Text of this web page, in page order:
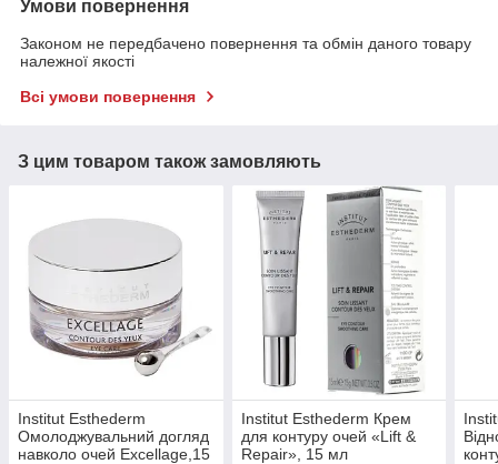
Умови повернення
Законом не передбачено повернення та обмін даного товару
належної якості
Всі умови повернення
З цим товаром також замовляють
Institut Esthederm
Омолоджувальний догляд
навколо очей Excellage,15
Institut Esthederm Крем
для контуру очей «Lift &
Repair», 15 мл